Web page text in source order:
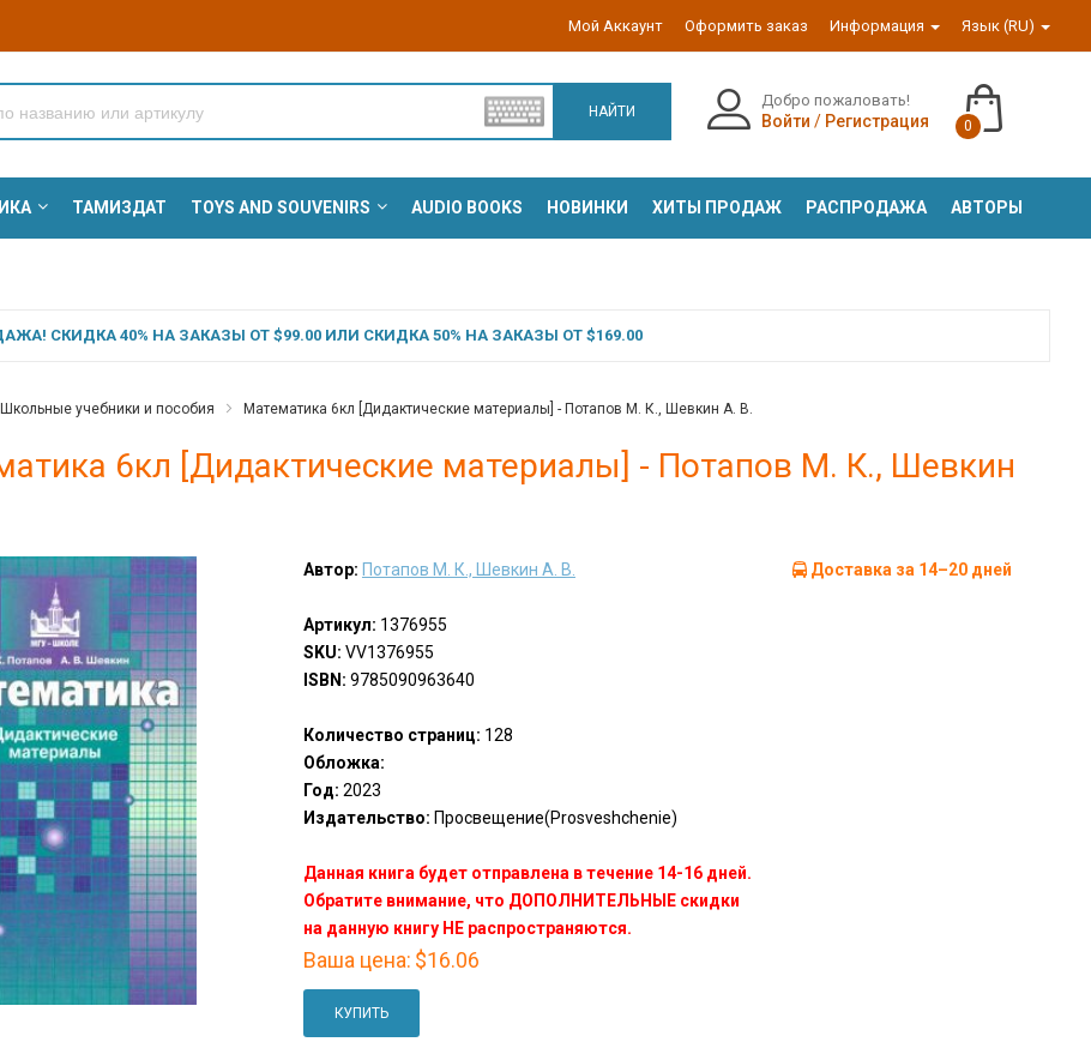
Мой Аккаунт Оформить заказ Информация Язык (RU)
НАЙТИ
Добро пожаловать!
Войти / Регистрация 0
ТАМИЗДАТ TOYS AND SOUVENIRS AUDIO BOOKS НОВИНКИ ХИТЫ ПРОДАЖ РАСПРОДАЖА АВТОРЫ
СКИДКА 40% НА ЗАКАЗЫ ОТ $99.00 ИЛИ СКИДКА 50% НА ЗАКАЗЫ ОТ $169.00
Школьные учебники и пособия Математика 6кл [Дидактические материалы] - Потапов М. К., Шевкин А. В.
6кл [Дидактические материалы] - Потапов М. К., Шевкин
Автор: Потапов М. К., Шевкин А. В.
Артикул: 1376955
SKU: VV1376955
ISBN: 9785090963640
Количество страниц: 128
Обложка:
Год: 2023
Издательство: Просвещение(Prosveshchenie)
Данная книга будет отправлена в течение 14-16 дней.
Обратите внимание, что ДОПОЛНИТЕЛЬНЫЕ скидки
на данную книгу НЕ распространяются.
Ваша цена: $16.06
КУПИТЬ
Доставка за 14–20 дней